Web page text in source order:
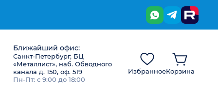
Ближайший офис:
Санкт-Петербург, БЦ
«Металлист», наб. Обводного
канала д. 150, оф. 519
Пн-Пт: с 9:00 до 18:00
ИзбранноеКорзина